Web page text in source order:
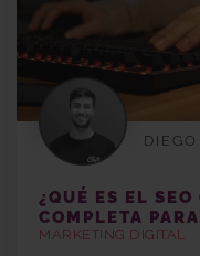
¿QUÉ ES EL SEO
COMPLETA
MARKETING DIGITAL